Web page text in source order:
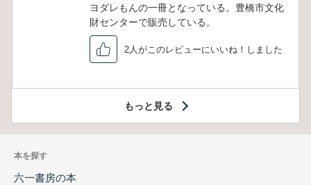
ヨダレもんの一冊となっている。豊橋市文化
財センターで販売している。
2人がこのレビューにいいね！しました
もっと見る
本を探す
六一書房の本